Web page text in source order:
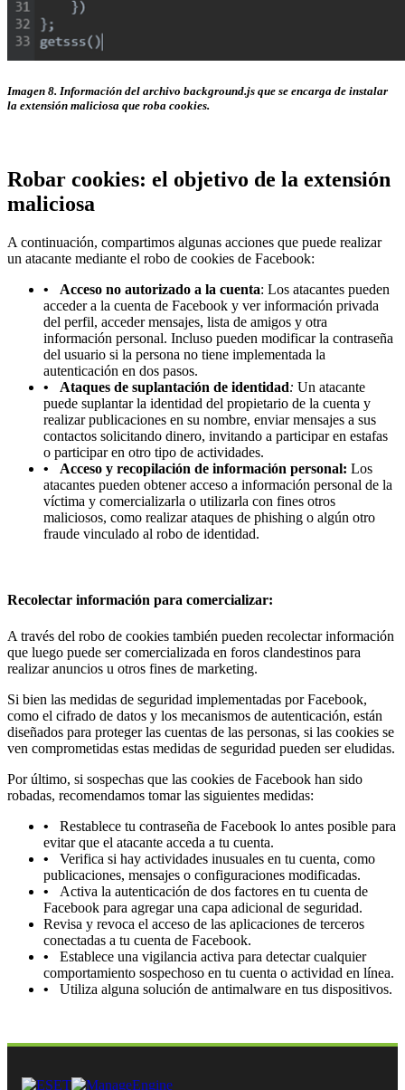
Imagen 8. Información del archivo background.js que se encarga de instalar
la extensión maliciosa que roba cookies.
Robar cookies: el objetivo de la extensión
maliciosa
A continuación, compartimos algunas acciones que puede realizar
un atacante mediante el robo de cookies de Facebook:
• Acceso no autorizado a la cuenta: Los atacantes pueden
acceder a la cuenta de Facebook y ver información privada
del perfil, acceder mensajes, lista de amigos y otra
información personal. Incluso pueden modificar la contraseña
del usuario si la persona no tiene implementada la
autenticación en dos pasos.
• Ataques de suplantación de identidad: Un atacante
puede suplantar la identidad del propietario de la cuenta y
realizar publicaciones en su nombre, enviar mensajes a sus
contactos solicitando dinero, invitando a participar en estafas
o participar en otro tipo de actividades.
• Acceso y recopilación de información personal: Los
atacantes pueden obtener acceso a información personal de la
víctima y comercializarla o utilizarla con fines otros
maliciosos, como realizar ataques de phishing o algún otro
fraude vinculado al robo de identidad.
Recolectar información para comercializar:
A través del robo de cookies también pueden recolectar información
que luego puede ser comercializada en foros clandestinos para
realizar anuncios u otros fines de marketing.
Si bien las medidas de seguridad implementadas por Facebook,
como el cifrado de datos y los mecanismos de autenticación, están
diseñados para proteger las cuentas de las personas, si las cookies se
ven comprometidas estas medidas de seguridad pueden ser eludidas.
Por último, si sospechas que las cookies de Facebook han sido
robadas, recomendamos tomar las siguientes medidas:
• Restablece tu contraseña de Facebook lo antes posible para
evitar que el atacante acceda a tu cuenta.
• Verifica si hay actividades inusuales en tu cuenta, como
publicaciones, mensajes o configuraciones modificadas.
• Activa la autenticación de dos factores en tu cuenta de
Facebook para agregar una capa adicional de seguridad.
Revisa y revoca el acceso de las aplicaciones de terceros
conectadas a tu cuenta de Facebook.
• Establece una vigilancia activa para detectar cualquier
comportamiento sospechoso en tu cuenta o actividad en línea.
• Utiliza alguna solución de antimalware en tus dispositivos.